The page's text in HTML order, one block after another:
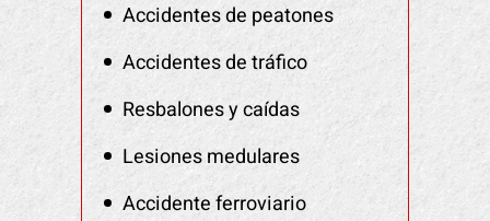
Accidentes de peatones
Accidentes de tráfico
Resbalones y caídas
Lesiones medulares
Accidente ferroviario